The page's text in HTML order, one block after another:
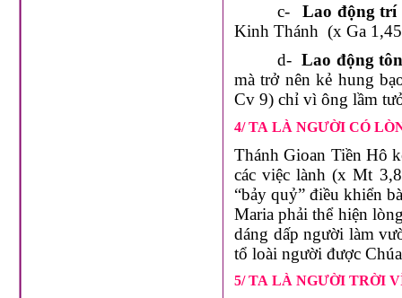
c-
Lao động trí
Kinh Thánh (x Ga
d- Lao động
mà trở nên kẻ hung
Cv 9) chỉ vì ông lầm
4/ TA LÀ NGƯỜI CÓ
Thánh Gioan Tiền Hô
các việc lành (x Mt
“bảy quỷ” điều khiển
Maria phải thể hiện
dáng dấp người làm
tổ loài người được
5/ TA LÀ NGƯỜI TRỜI